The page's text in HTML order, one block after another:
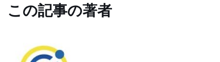
この記事の著者